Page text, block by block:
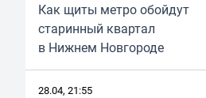
Как щиты метро обойдут
старинный квартал
в Нижнем Новгороде
28.04, 21:55